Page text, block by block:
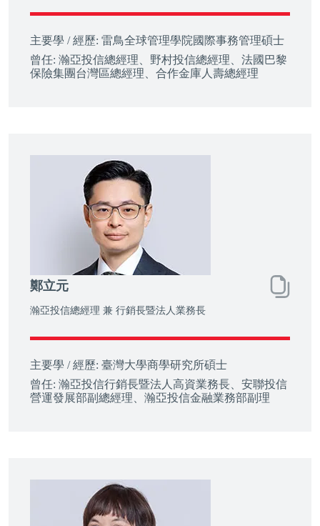
主要學 / 經歷: 雷鳥全球管理學院國際事務管理碩士
曾任: 瀚亞投信總經理、野村投信總經理、法國巴黎
保險集團台灣區總經理、合作金庫人壽總經理
鄭立元
瀚亞投信總經理 兼 行銷長暨法人業務長
主要學 / 經歷: 臺灣大學商學研究所碩士
曾任: 瀚亞投信行銷長暨法人高資業務長、安聯投信
營運發展部副總經理、瀚亞投信金融業務部副理